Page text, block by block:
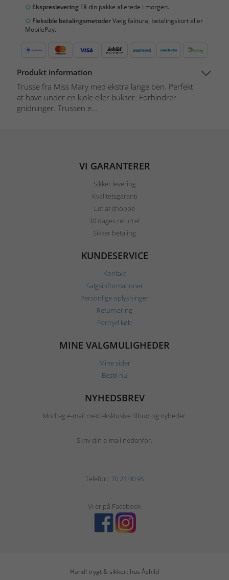
Ekspreslevering Få din pakke allerede i morgen.
Fleksible betalingsmetoderVælg faktura, betalingskort eller
MobilePay.
Produkt information
Trusse fra Miss Mary med ekstra lange ben. Perfekt
at have under en kjole eller bukser. Forhindrer
gnidninger. Trussen e...
VI GARANTERER
Sikker levering
Kvalitetsgaranti
Let at shoppe
30 dages returret
Sikker betaling
KUNDESERVICE
Kontakt
Salgsinformationer
Personlige oplysninger
Returnering
Fortryd køb
MINE VALGMULIGHEDER
Mine sider
Bestil nu
NYHEDSBREV
Modtag e-mail med eksklusive tilbud og nyheder.
Skriv din e-mail nedenfor.
Telefon: 70 21 00 95
Vi er på Facebook
Handl trygt & sikkert hos Åshild